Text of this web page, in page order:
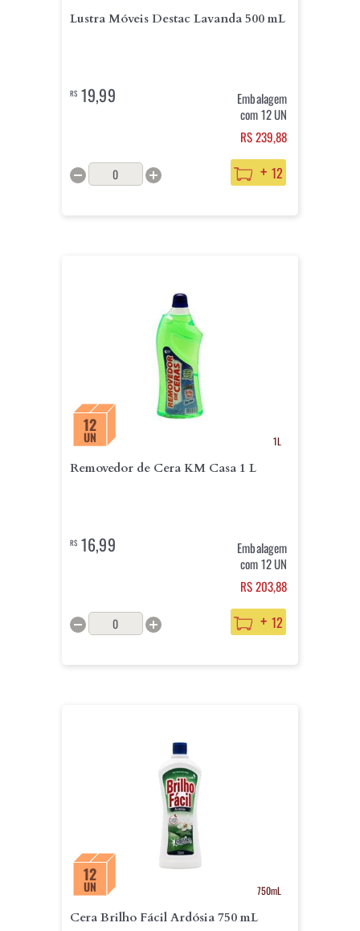
Lustra Móveis Destac Lavanda 500 mL
R$19,99
Embalagem
com 12 UN
RS 239,88
+ 12
12
UN 1L
Removedor de Cera KM Casa 1 L
R$16,99
Embalagem
com 12 UN
RS 203,88
+ 12
12
UN 750mL
Cera Brilho Fácil Ardósia 750 mL